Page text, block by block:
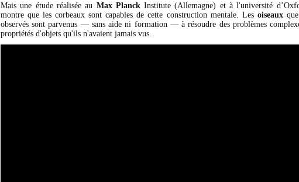
Mais une étude réalisée au Max PlanckInstitute (Allemagne) et à l'université
montre que les corbeaux sont capables de cette construction mentale. Les oiseauxque
observés sont parvenus — sans aide ni formation — à résoudre des problèmes
propriétés d'objets qu'ils n'avaient jamais vus.